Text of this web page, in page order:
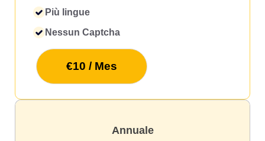
Più lingue
Nessun Captcha
€10 / Mes
Annuale